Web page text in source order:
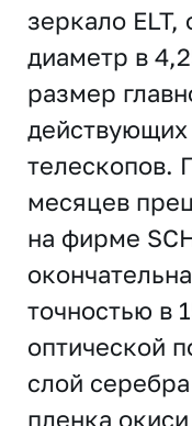
зеркало
диаметр в
размер
телескопов.
месяцев
на фирме
точностью в
оптической
слой
пленка